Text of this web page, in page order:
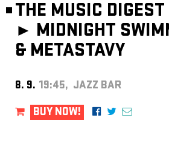
THE MUSIC
► MIDNIGHT
& METASTAVY
8. 9. 19:45, JAZZ BAR
BUY NOW!